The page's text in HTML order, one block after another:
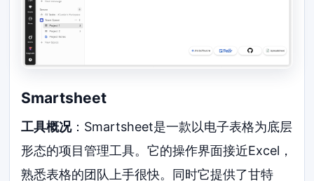
Smartsheet
工具概况：Smartsheet是一款以电子表格为底层
形态的项目管理工具。它的操作界面接近Excel，
熟悉表格的团队上手很快。同时它提供了甘特